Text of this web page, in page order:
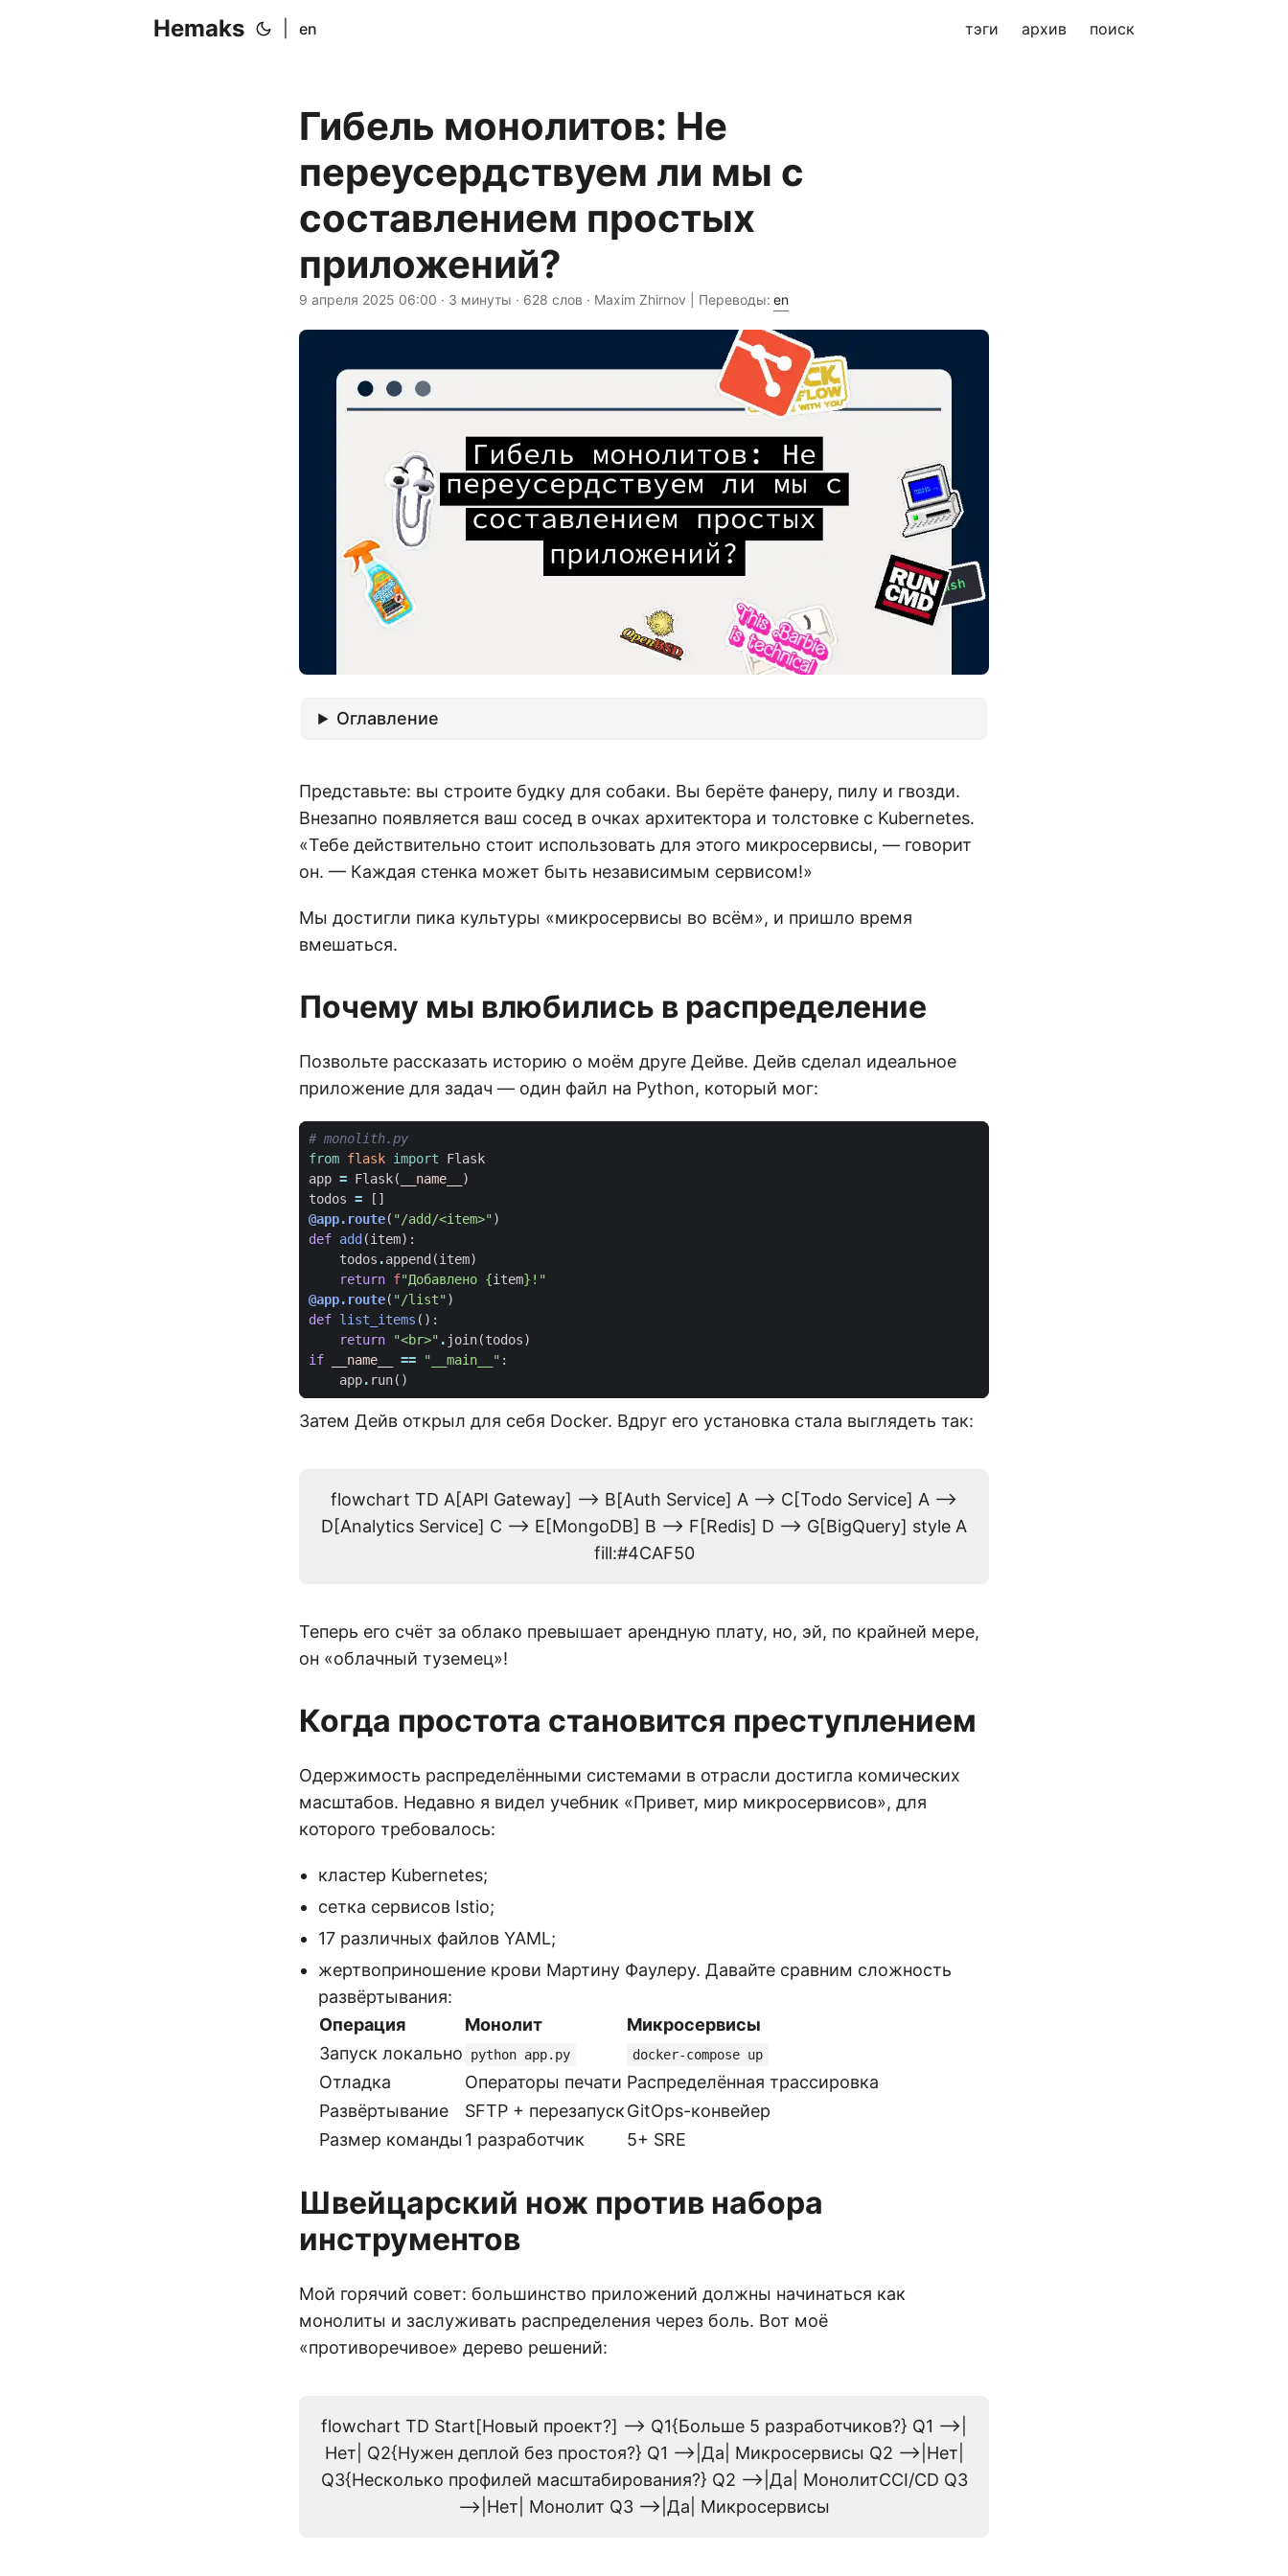
Hemaks en тэги архив поиск
Гибель монолитов: Не
переусердствуем ли мы с
составлением простых
приложений?
9 апреля 2025 06:00 · 3 минуты · 628 слов · Maxim Zhirnov | Переводы: en
Оглавление
Представьте: вы строите будку для собаки. Вы берёте фанеру, пилу и гвозди.
Внезапно появляется ваш сосед в очках архитектора и толстовке с Kubernetes.
«Тебе действительно стоит использовать для этого микросервисы, — говорит
он. — Каждая стенка может быть независимым сервисом!»
Мы достигли пика культуры «микросервисы во всём», и пришло время
вмешаться.
Почему мы влюбились в распределение
Позвольте рассказать историю о моём друге Дейве. Дейв сделал идеальное
приложение для задач — один файл на Python, который мог:
# monolith.py
from flask import
Flask
app = Flask( __name__
)
todos =
[]
@app.route( "/add/<item>")
def add (item):
todos .append (item)
return f"Добавлено {item} !"
@app.route( "/list")
def list_items ():
return
"<br>" . join(todos)
if
__name__ == "__main__" :
app. run()
Затем Дейв открыл для себя Docker. Вдруг его установка стала выглядеть так:
flowchart TD A[API Gateway] --> B[Auth Service] A --> C[Todo Service] A -->
D[Analytics Service] C --> E[MongoDB] B --> F[Redis] D --> G[BigQuery] style A
fill:#4CAF50
Теперь его счёт за облако превышает арендную плату, но, эй, по крайней мере,
он «облачный туземец»!
Когда простота становится преступлением
Одержимость распределёнными системами в отрасли достигла комических
масштабов. Недавно я видел учебник «Привет, мир микросервисов», для
которого требовалось:
кластер Kubernetes;
сетка сервисов Istio;
17 различных файлов YAML;
жертвоприношение крови Мартину Фаулеру. Давайте сравним сложность
развёртывания:
Операция
Монолит
Микросервисы
Запуск локально
python app.py docker-compose up
Отладка Операторы печати Распределённая трассировка
Развёртывание
SFTP + перезапускGitOps-конвейер
Размер команды1 разработчик 5+ SRE
Швейцарский нож против набора
инструментов
Мой горячий совет: большинство приложений должны начинаться как
монолиты и заслуживать распределения через боль. Вот моё
«противоречивое» дерево решений:
flowchart TD Start[Новый проект?] --> Q1{Больше 5 разработчиков?} Q1 -->|
Нет| Q2{Нужен деплой без простоя?} Q1 -->|Да| Микросервисы Q2 -->|Нет|
Q3{Несколько профилей масштабирования?} Q2 -->|Да| МонолитСCI/CD Q3
-->|Нет| Монолит Q3 -->|Да| Микросервисы